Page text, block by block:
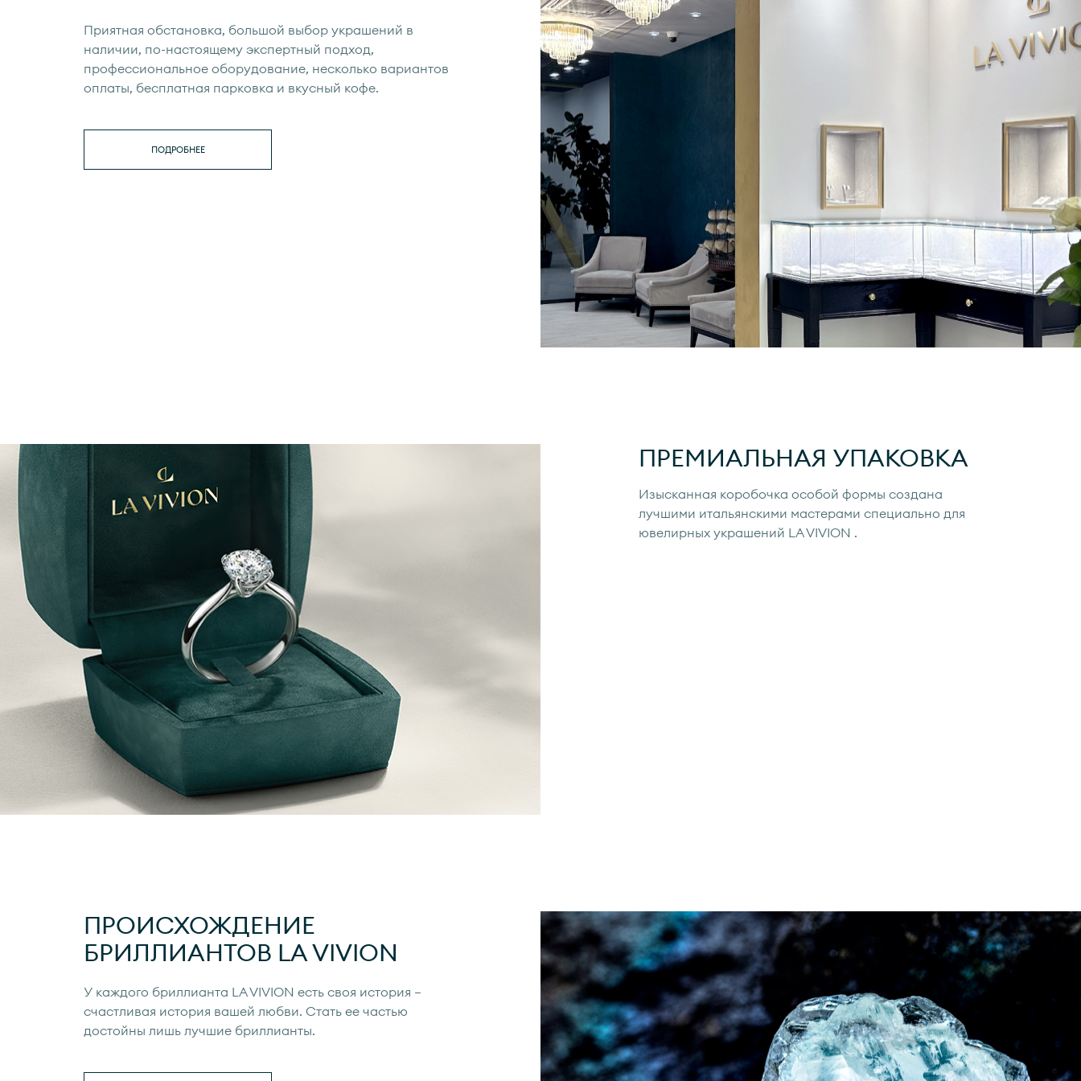
Приятная обстановка, большой выбор украшений в
наличии, по-настоящему экспертный подход,
профессиональное оборудование, несколько вариантов
оплаты, бесплатная парковка и вкусный кофе.
ПОДРОБНЕЕ
ПРЕМИАЛЬНАЯ УПАКОВКА
Изысканная коробочка особой формы создана
лучшими итальянскими мастерами специально для
ювелирных украшений LA VIVION .
ПРОИСХОЖДЕНИЕ
БРИЛЛИАНТОВ LA VIVION
У каждого бриллианта LA VIVION есть своя история —
счастливая история вашей любви. Стать ее частью
достойны лишь лучшие бриллианты.